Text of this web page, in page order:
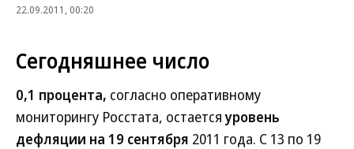
22.09.2011, 00:20
Сегодняшнее число
0,1 процента, согласно оперативному
мониторингу Росстата, остаетсяуровень
дефляции на 19 сентября 2011 года. С 13 по 19